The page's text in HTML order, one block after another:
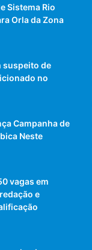
Sistema Rio
Orla da Zona
suspeito de
no
Campanha de
Neste
vagas em
e